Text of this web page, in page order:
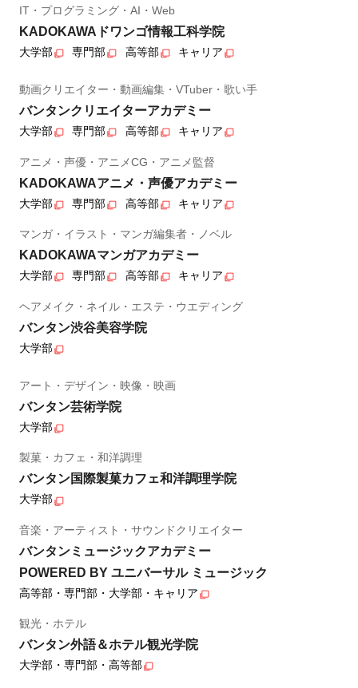
IT・プログラミング・AI・Web
KADOKAWAドワンゴ情報工科学院
大学部 専門部 高等部 キャリア
動画クリエイター・動画編集・VTuber・歌い手
バンタンクリエイターアカデミー
大学部 専門部 高等部 キャリア
アニメ・声優・アニメCG・アニメ監督
KADOKAWAアニメ・声優アカデミー
大学部 専門部 高等部 キャリア
マンガ・イラスト・マンガ編集者・ノベル
KADOKAWAマンガアカデミー
大学部 専門部 高等部 キャリア
ヘアメイク・ネイル・エステ・ウエディング
バンタン渋谷美容学院
大学部
アート・デザイン・映像・映画
バンタン芸術学院
大学部
製菓・カフェ・和洋調理
バンタン国際製菓カフェ和洋調理学院
大学部
音楽・アーティスト・サウンドクリエイター
バンタンミュージックアカデミー
POWERED BY ユニバーサル ミュージック
高等部・専門部・大学部・キャリア
観光・ホテル
バンタン外語＆ホテル観光学院
大学部・専門部・高等部